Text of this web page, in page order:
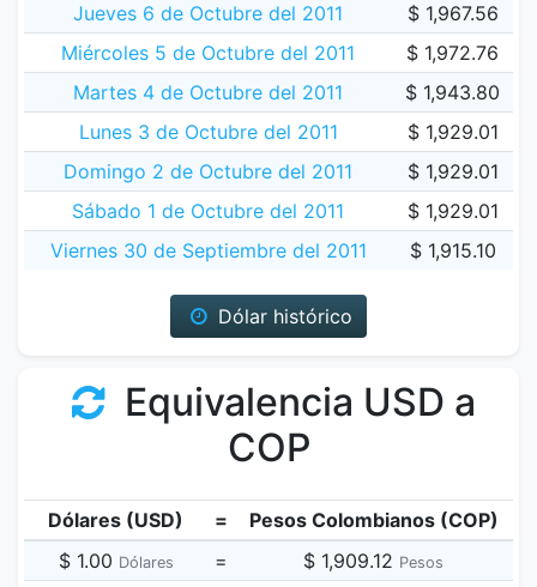
Jueves 6 de Octubre del 2011
$ 1,967.56
Miércoles 5 de Octubre del 2011
$ 1,972.76
Martes 4 de Octubre del 2011
$ 1,943.80
Lunes 3 de Octubre del 2011
$ 1,929.01
Domingo 2 de Octubre del 2011
$ 1,929.01
Sábado 1 de Octubre del 2011
$ 1,929.01
Viernes 30 de Septiembre del 2011
$ 1,915.10
Dólar histórico
Equivalencia USD a
COP
Dólares (USD) =
Pesos Colombianos (COP)
$ 1.00 Dólares = $ 1,909.12 Pesos